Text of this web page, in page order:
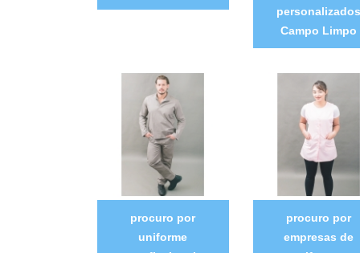
personalizados
Campo Limpo
procuro por
uniforme
procuro por
empresas de